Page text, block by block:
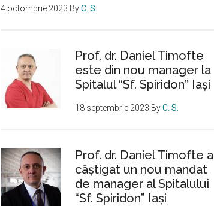
4 octombrie 2023 ByC. S.
Prof. dr. Daniel Timofte
este din nou manager la
Spitalul “Sf. Spiridon” Iaşi
18 septembrie 2023 ByC. S.
Prof. dr. Daniel Timofte a
câștigat un nou mandat
de manager al Spitalului
“Sf. Spiridon” Iași